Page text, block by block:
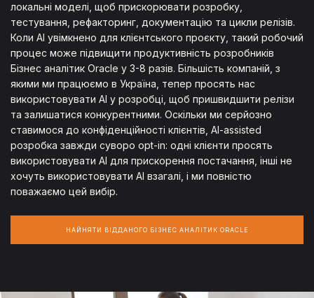
локальні моделі, щоб прискорювати розробку,
тестування, рефакторинг, документацію та цикли релізів.
Коли AI увімкнено для клієнтського проєкту, такий робочий
процес може підвищити продуктивність розробників
Бізнес аналітик Oracle у 3-8 разів. Більшість компаній, з
якими ми працюємо в Україна, тепер просять нас
використовувати AI у розробці, щоб пришвидшити релізи
та залишатися конкурентними. Оскільки ми серйозно
ставимося до конфіденційності клієнтів, AI-assisted
розробка завжди суворо opt-in: одні клієнти просять
використовувати AI для прискорення постачання, інші не
хочуть використовувати AI взагалі, і ми повністю
поважаємо цей вибір.
НАЙНЯТИ ВІДДАНОГО БІЗНЕС АНАЛІТИК ORACLE